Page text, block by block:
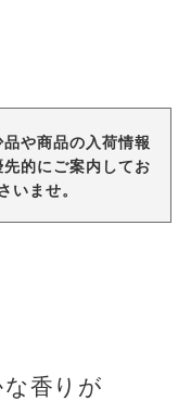
や商品の入荷情報
的にご案内してお
いませ。
香りが